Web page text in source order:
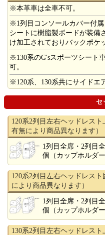
※本革車は全車不可。
※1列目コンソールカバー付
シートに樹脂製ボードが装備
け加工されておりバックポケ
※130系のG'sスポーツシート
可。
※120系、130系共にサイドエ
セ
120系2列目左右ヘッドレス
有無により商品異なります）
1列目全席・2列目
個（カップホルダー
120系2列目左右ヘッドレス
により商品異なります）
1列目全席・2列目
個（カップホルダー
130系2列目左右ヘッドレス